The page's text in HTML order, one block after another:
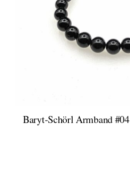
Baryt-Schörl Armband #04